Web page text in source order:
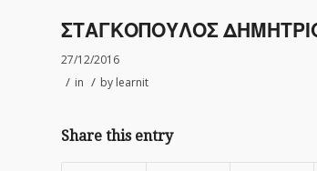
ΣΤΑΓΚΟΠΟΥΛΟΣ
27/12/2016
/ in / by learnit
Share this entry